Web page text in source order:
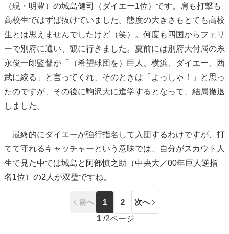
（現・明豊）の城島健司（ダイエー1位）です。肩も打撃も
高校生ではずば抜けていました。態度の大きさもとても高校
生とは思えませんでしたけど（笑）。何度も四国からフェリ
ーで別府に通い、観に行きました。夏前には別府大付属の糸
永俊一郎監督が「（希望球団を）巨人、横浜、ダイエー、西
武に絞る」と言ってくれ、そのときは「よっしゃ！」と思っ
たのですが、その後に駒沢大に進学するとなって、結局撤退
しました。
最終的にダイエーが強行指名して入団するわけですが、打
てて守れるキャッチャーという意味では、自分がスカウト人
生で見た中では城島と阿部慎之助（中央大／00年巨人逆指
名1位）の2人が双璧ですね。
前へ 1 2
次へ
1 /2ページ